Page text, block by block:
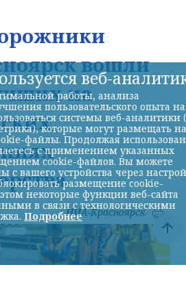
вошли
на
НИА-Красноярск
веб-
работы, анализа
пользовательского опыта на
системы веб-аналитики
которые могут размещать на
файлы. Продолжая
с применением указанных
cookie-файлов. Вы можете
с вашего устройства через
размещение cookie-
некоторые функции веб-сайта
в связи с технологическими
Подробнее